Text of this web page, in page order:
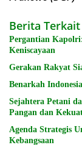
Berita Terkait
Pergantian
Keniscayaan
Gerakan Rakyat
Benarkah
Sejahtera Petani
Pangan dan
Agenda Strategis
Kebangsaan